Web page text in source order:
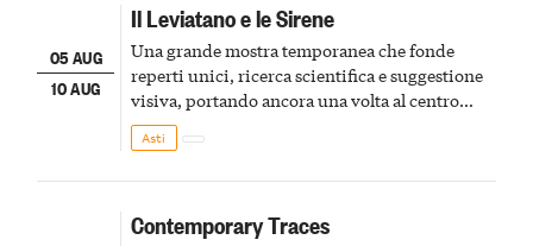
05 AUG
10 AUG
Il Leviatano e le Sirene
Una grande mostra temporanea che fonde
reperti unici, ricerca scientifica e suggestione
visiva, portando ancora una volta al centro
della scena le meraviglie del passato astigiano
Asti
Contemporary Traces